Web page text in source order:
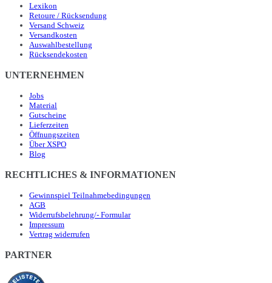
Lexikon
Retoure / Rücksendung
Versand Schweiz
Versandkosten
Auswahlbestellung
Rücksendekosten
UNTERNEHMEN
Jobs
Material
Gutscheine
Lieferzeiten
Öffnungszeiten
Über XSPO
Blog
RECHTLICHES & INFORMATIONEN
Gewinnspiel Teilnahmebedingungen
AGB
Widerrufsbelehrung/- Formular
Impressum
Vertrag widerrufen
PARTNER